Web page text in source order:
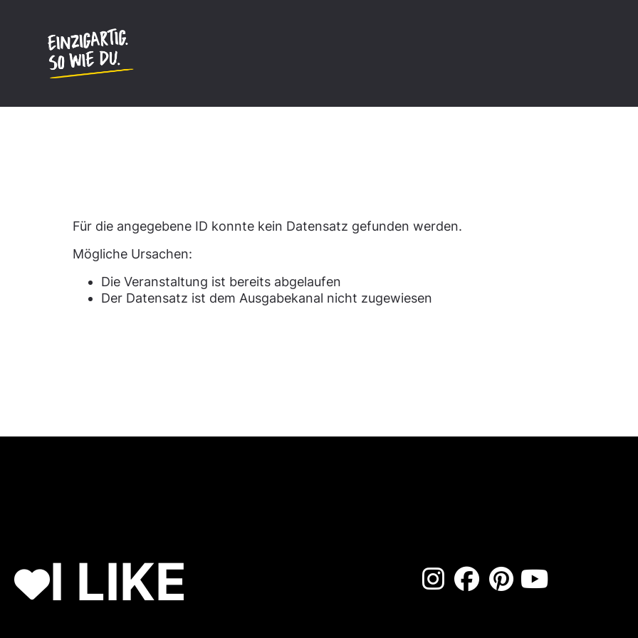
Für die angegebene ID konnte kein Datensatz gefunden werden.
Mögliche Ursachen:
Die Veranstaltung ist bereits abgelaufen
Der Datensatz ist dem Ausgabekanal nicht zugewiesen
I LIKE